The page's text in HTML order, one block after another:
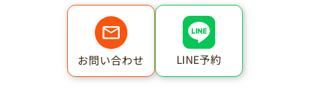
お問い合わせ LINE予約